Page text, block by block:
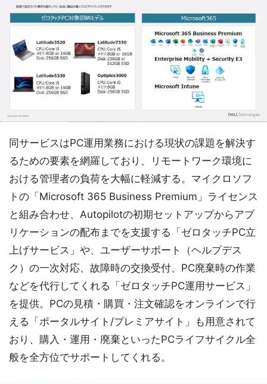
同サービスはPC運用業務における現状の課題を解決す
るための要素を網羅しており、リモートワーク環境に
おける管理者の負荷を大幅に軽減する。マイクロソフ
トの「Microsoft 365 Business Premium」ライセンス
と組み合わせ、Autopilotの初期セットアップからアプ
リケーションの配布までを支援する「ゼロタッチPC立
上げサービス」や、ユーザーサポート（ヘルプデス
ク）の一次対応、故障時の交換受付、PC廃棄時の作業
などを代行してくれる「ゼロタッチPC運用サービス」
を提供。PCの見積・購買・注文確認をオンラインで行
える「ポータルサイト/プレミアサイト」も用意されて
おり、購入・運用・廃棄といったPCライフサイクル全
般を全方位でサポートしてくれる。